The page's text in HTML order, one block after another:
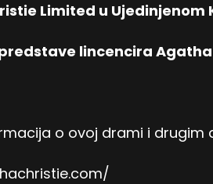
Limited u
lincencira
o ovoj drami i drugim